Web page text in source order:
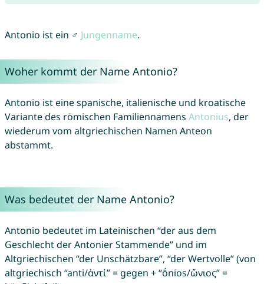
Antonio ist ein ♂ Jungenname.
Woher kommt der Name Antonio?
Antonio ist eine spanische, italienische und kroatische
Variante des römischen Familiennamens Antonius, der
wiederum vom altgriechischen Namen Anteon
abstammt.
Was bedeutet der Name Antonio?
Antonio bedeutet im Lateinischen “der aus dem
Geschlecht der Antonier Stammende” und im
Altgriechischen “der Unschätzbare”, “der Wertvolle” (von
altgriechisch “anti/ἀντἰ” = gegen + “ṓnios/ὤνιος” =